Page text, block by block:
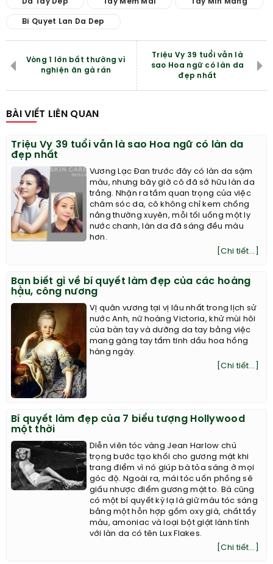
Bi Quyet Lan Da Dep
Vòng 1 lớn bất thường vì
nghiện ăn gà rán
Triệu Vy 39 tuổi vẫn là
sao Hoa ngữ có làn da
đẹp nhất
BÀI VIẾT LIÊN QUAN
Triệu Vy 39 tuổi vẫn là sao Hoa ngữ có làn da
đẹp nhất
Vương Lạc Đan trước đây có làn da sậm
màu, nhưng bây giờ cô đã sở hữu làn da
trắng. Nhận ra tầm quan trọng của việc
chăm sóc da, cô không chỉ kem chống
nắng thường xuyên, mỗi tối uống một ly
nước chanh, làn da đã sáng đều màu
hơn.
[Chi tiết...]
Bạn biết gì về bí quyết làm đẹp của các hoàng
hậu, công nương
Vị quân vương tại vị lâu nhất trong lịch sử
nước Anh, nữ hoàng Victoria, khử mùi hôi
của bàn tay và dưỡng da tay bằng việc
mang găng tay tẩm tinh dầu hoa hồng
hàng ngày.
[Chi tiết...]
Bí quyết làm đẹp của 7 biểu tượng Hollywood
một thời
Diễn viên tóc vàng Jean Harlow chú
trọng bước tạo khối cho gương mặt khi
trang điểm vì nó giúp bà tỏa sáng ở mọi
góc độ. Ngoài ra, mái tóc uốn phồng sẽ
giấu nhược điểm gương mặt to. Bà cũng
có một bí quyết kỳ lạ là giữ màu tóc sáng
bằng một hỗn hợp gồm oxy già, chất tẩy
màu, amoniac và loại bột giặt lành tính
với làn da có tên Lux Flakes.
[Chi tiết...]